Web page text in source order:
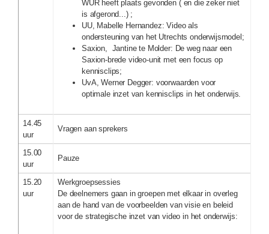
WUR heeft plaats gevonden ( en die zeker niet
is afgerond...) ;
UU, Mabelle Hernandez: Video als
ondersteuning van het Utrechts onderwijsmodel;
Saxion, Jantine te Molder: De weg naar een
Saxion-brede video-unit met een focus op
kennisclips;
UvA, Werner Degger: voorwaarden voor
optimale inzet van kennisclips in het onderwijs.
14.45
uur
Vragen aan sprekers
15.00
uur
Pauze
15.20
uur
Werkgroepsessies
De deelnemers gaan in groepen met elkaar in overleg
aan de hand van de voorbeelden van visie en beleid
voor de strategische inzet van video in het onderwijs: